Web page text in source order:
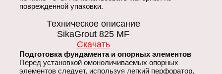
поврежденной упаковки.
Техническое описание
SikaGrout 825 MF
Скачать
Подготовка фундамента и опорных элементов
Перед установкой омоноличиваемых опорных
элементов следует, используя легкий перфоратор,